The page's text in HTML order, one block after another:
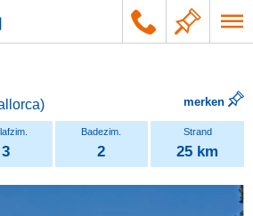
) merken
3 2 25 km